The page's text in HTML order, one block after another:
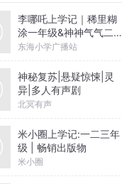
李哪吒上学记｜稀里糊
涂一年级&神神气气二年
级
东海小学广播站
神秘复苏|悬疑惊悚|灵
异|多人有声剧
北冥有声
米小圈上学记:一二三年
级 | 畅销出版物
米小圈